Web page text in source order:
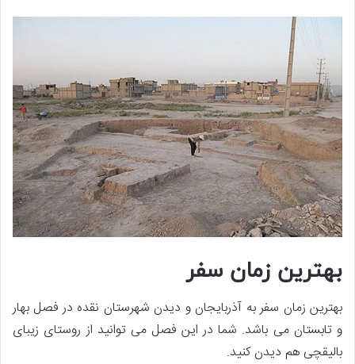
بهترین زمان سفر
بهترین زمان سفر به آذربایجان و دیدن شهرستان نقده در فصل بهار
و تابستان می باشد. شما در این فصل می توانید از روستای زیبای
بالیقچی هم دیدن کنید.